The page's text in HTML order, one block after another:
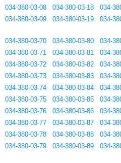
034-380-03-08
034-380-03-09
034-380-03-18
034-380-03-19
034-
034-
034-380-03-70
034-380-03-71
034-380-03-72
034-380-03-73
034-380-03-74
034-380-03-75
034-380-03-76
034-380-03-77
034-380-03-78
034-380-03-79
034-380-03-80
034-380-03-81
034-380-03-82
034-380-03-83
034-380-03-84
034-380-03-85
034-380-03-86
034-380-03-87
034-380-03-88
034-380-03-89
034-
034-
034-
034-
034-
034-
034-
034-
034-
034-